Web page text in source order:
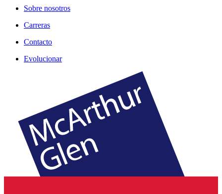
Sobre nosotros
Carreras
Contacto
Evolucionar